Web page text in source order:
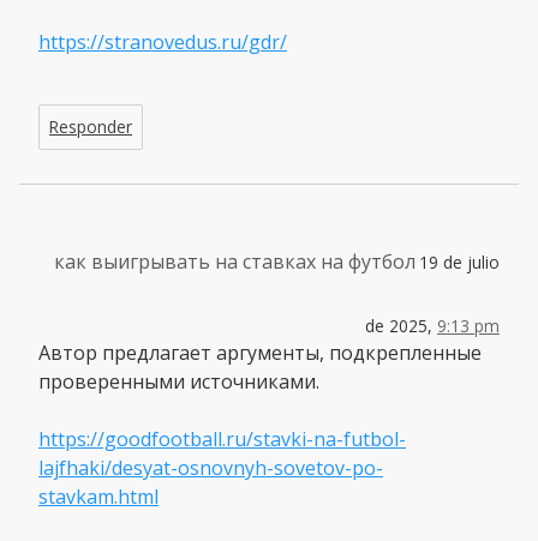
https://stranovedus.ru/gdr/
Responder
как выигрывать на ставках на футбол 19 de julio
de 2025, 9:13 pm
Автор предлагает аргументы, подкрепленные
проверенными источниками.
https://goodfootball.ru/stavki-na-futbol-
lajfhaki/desyat-osnovnyh-sovetov-po-
stavkam.html